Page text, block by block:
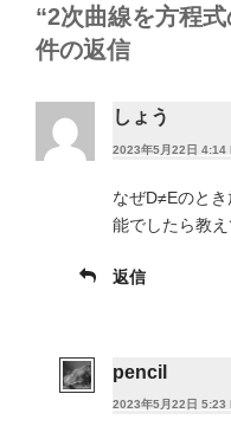
k
“2次曲線を方程
件の返信
しょう
2023年5月22日 4:14
なぜD≠Eのと
能でしたら教え
返信
pencil
2023年5月22日 5:23